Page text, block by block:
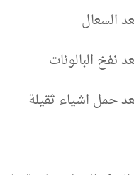
السعال
نفخ البالونات
حمل اشياء ثقيلة